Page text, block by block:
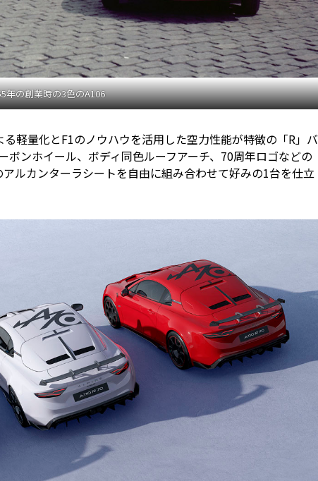
年の創業時の3色のA106
軽量化とF1のノウハウを活用した空力性能が特徴の「R」バ
ンホイール、ボディ同色ルーフアーチ、70周年ロゴなどの
ルカンターラシートを自由に組み合わせて好みの1台を仕立